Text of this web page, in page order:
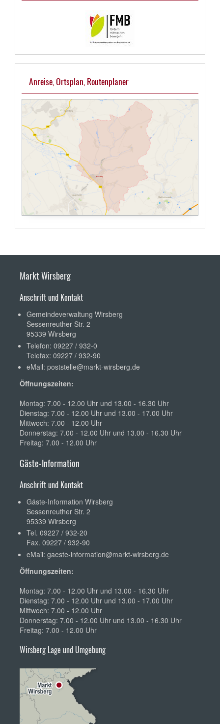
Anreise, Ortsplan, Routenplaner
Markt Wirsberg
Anschrift und Kontakt
Gemeindeverwaltung Wirsberg
Sessenreuther Str. 2
95339 Wirsberg
Telefon: 09227 / 932-0
Telefax: 09227 / 932-90
eMail: poststelle@markt-wirsberg.de
Öffnungszeiten:
Montag: 7.00 - 12.00 Uhr und 13.00 - 16.30 Uhr
Dienstag: 7.00 - 12.00 Uhr und 13.00 - 17.00 Uhr
Mittwoch: 7.00 - 12.00 Uhr
Donnerstag: 7.00 - 12.00 Uhr und 13.00 - 16.30 Uhr
Freitag: 7.00 - 12.00 Uhr
Gäste-Information
Anschrift und Kontakt
Gäste-Information Wirsberg
Sessenreuther Str. 2
95339 Wirsberg
Tel. 09227 / 932-20
Fax. 09227 / 932-90
eMail: gaeste-information@markt-wirsberg.de
Öffnungszeiten:
Montag: 7.00 - 12.00 Uhr und 13.00 - 16.30 Uhr
Dienstag: 7.00 - 12.00 Uhr und 13.00 - 17.00 Uhr
Mittwoch: 7.00 - 12.00 Uhr
Donnerstag: 7.00 - 12.00 Uhr und 13.00 - 16.30 Uhr
Freitag: 7.00 - 12.00 Uhr
Wirsberg Lage und Umgebung